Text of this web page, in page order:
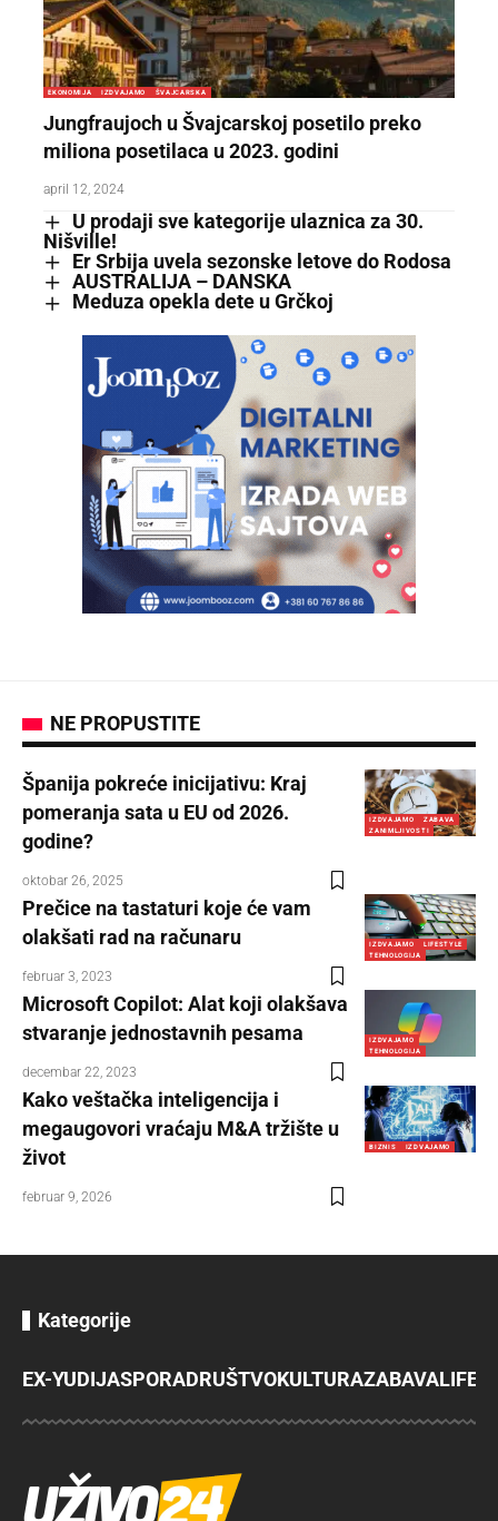
EKONOMIJA IZDVAJAMO ŠVAJCARSKA
Jungfraujoch u Švajcarskoj posetilo preko
miliona posetilaca u 2023. godini
april 12, 2024
U prodaji sve kategorije ulaznica za 30.
Nišville!
Er Srbija uvela sezonske letove do Rodosa
AUSTRALIJA – DANSKA
Meduza opekla dete u Grčkoj
NE PROPUSTITE
IZDVAJAMO
ZABAVA
ZANIMLJIVOSTI
Španija pokreće inicijativu: Kraj
pomeranja sata u EU od 2026.
godine?
oktobar 26, 2025
IZDVAJAMO
LIFESTYLE
TEHNOLOGIJA
Prečice na tastaturi koje će vam
olakšati rad na računaru
februar 3, 2023
IZDVAJAMO
TEHNOLOGIJA
Microsoft Copilot: Alat koji olakšava
stvaranje jednostavnih pesama
decembar 22, 2023
BIZNIS IZDVAJAMO
Kako veštačka inteligencija i
megaugovori vraćaju M&A tržište u
život
februar 9, 2026
Kategorije
EX-YUDIJASPORADRUŠTVOKULTURAZABAVA